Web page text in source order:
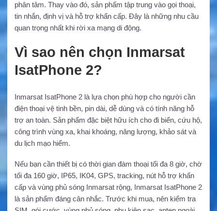
phân tâm. Thay vào đó, sản phẩm tập trung vào gọi thoại,
tin nhắn, định vị và hỗ trợ khẩn cấp. Đây là những nhu cầu
quan trọng nhất khi rời xa mạng di động.
Vì sao nên chọn Inmarsat
IsatPhone 2?
Inmarsat IsatPhone 2 là lựa chọn phù hợp cho người cần
điện thoại vệ tinh bền, pin dài, dễ dùng và có tính năng hỗ
trợ an toàn. Sản phẩm đặc biệt hữu ích cho đi biển, cứu hộ,
công trình vùng xa, khai khoáng, năng lượng, khảo sát và
du lịch mạo hiểm.
Nếu bạn cần thiết bị có thời gian đàm thoại tối đa 8 giờ, chờ
tối đa 160 giờ, IP65, IK04, GPS, tracking, nút hỗ trợ khẩn
cấp và vùng phủ sóng Inmarsat rộng, Inmarsat IsatPhone 2
là sản phẩm đáng cân nhắc. Trước khi mua, nên kiểm tra